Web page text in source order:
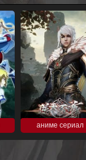
аниме сериал